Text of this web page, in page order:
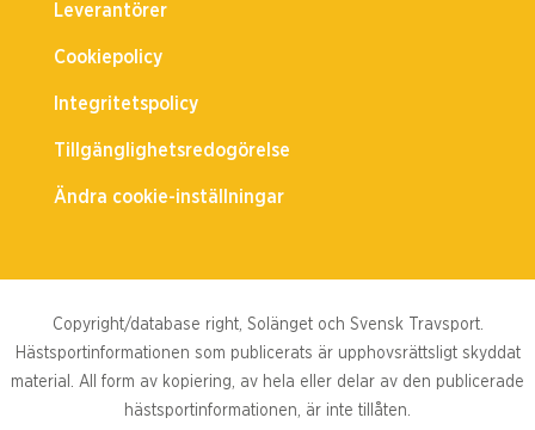
Leverantörer
Cookiepolicy
Integritetspolicy
Tillgänglighetsredogörelse
Ändra cookie-inställningar
Copyright/database right, Solänget och Svensk Travsport.
Hästsportinformationen som publicerats är upphovsrättsligt skyddat
material. All form av kopiering, av hela eller delar av den publicerade
hästsportinformationen, är inte tillåten.